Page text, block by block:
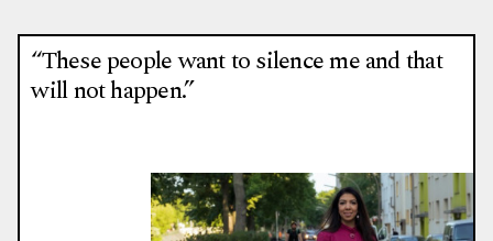
“These people want to silence me and that
will not happen.”